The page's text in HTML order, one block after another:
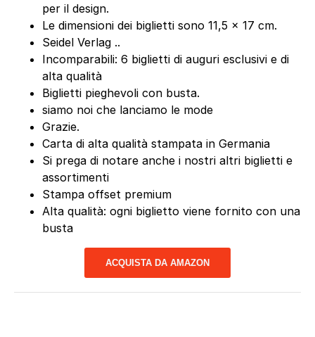
per il design.
Le dimensioni dei biglietti sono 11,5 x 17 cm.
Seidel Verlag ..
Incomparabili: 6 biglietti di auguri esclusivi e di
alta qualità
Biglietti pieghevoli con busta.
siamo noi che lanciamo le mode
Grazie.
Carta di alta qualità stampata in Germania
Si prega di notare anche i nostri altri biglietti e
assortimenti
Stampa offset premium
Alta qualità: ogni biglietto viene fornito con una
busta
ACQUISTA DA AMAZON